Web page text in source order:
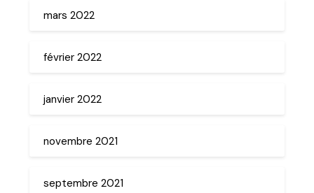
mars 2022
février 2022
janvier 2022
novembre 2021
septembre 2021